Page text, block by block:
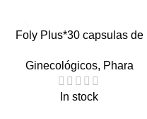
Foly Plus*30 capsulas de
Ginecológicos, Phara
In stock